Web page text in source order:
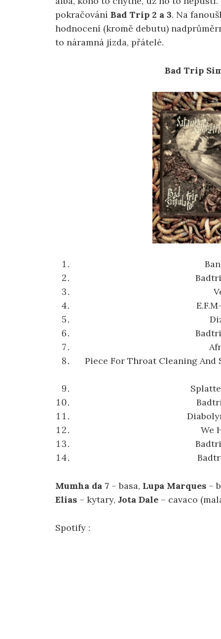
pokračování Bad Trip 2 a 3. Na
hodnocení (kromě debutu)
to náramná jízda, přátelé.
Bad Trip
Piece For Throat Cleaning And
We
Mumha da 7 – basa, Lupa Marques –
Elias – kytary, Jota Dale – cavaco
Spotify :